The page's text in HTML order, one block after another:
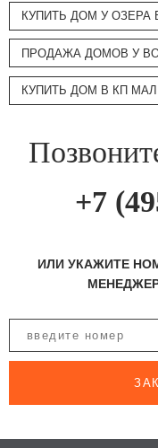
КУПИТЬ ДОМ У
ПРОДАЖА ДОМОВ У
КУПИТЬ ДОМ В КП
+7
ИЛИ УКАЖИТЕ